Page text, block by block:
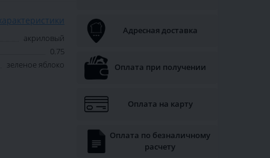
акриловый
0.75
зеленое яблоко
Адресная доставка
Оплата при получении
Оплата на карту
Оплата по безналичному
расчету